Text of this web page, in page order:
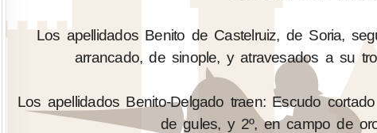
Los apellidados Benito de Castelruiz, de Soria,
arrancado, de sinople, y atravesados a su
Los apellidados Benito-Delgado traen: Escudo
de gules, y 2º, en campo de